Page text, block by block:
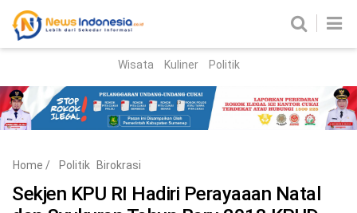
Parlemen
Wisata Kuliner Politik
Home / Politik Birokrasi
Sekjen KPU RI Hadiri Perayaaan Natal